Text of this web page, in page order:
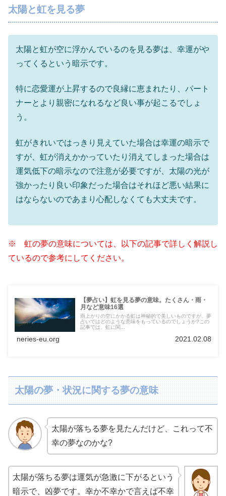
太陽と虹を見る夢
太陽と虹が空に浮かんでいるのを見る夢は、幸運がや
ってくるという暗示です。
特に恋愛運が上昇するので良縁に恵まれたり、パート
ナーとより親密になれるなど良い事が起こるでしょ
う。
虹がきれいではっきり見えていた場合は幸運の暗示で
すが、虹が消えかかっていたり消えてしまった場合は
運気低下の暗示なので注意が必要ですが、太陽の光が
強かったり良い印象だった場合はそれほど悪い結果に
はならないのであまり心配しなくても大丈夫です。
※ 虹の夢の意味については、以下の記事で詳しく解説し
ているので参考にしてください。
【夢占い】虹を見る夢の意味。たくさん・雨・
月など意味16選
雨上がりの空にかかる虹は神秘的で美しいものですが、夢
占いではどのような意味をもっているのでしょうか?この
記事では、虹に関...
neries-eu.org 2021.02.08
太陽の夢・状況に関する夢の意味
太陽が落ちる夢を見たんだけど、これって不
幸の夢なのかな?
太陽が落ちる夢は運気が急激に下がるという
暗示で、凶夢です。幸か不幸かで言えば不幸